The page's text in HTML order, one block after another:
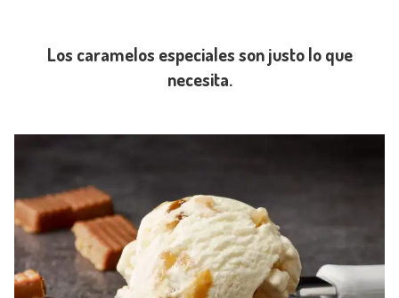
Los caramelos especiales son justo lo que
necesita.